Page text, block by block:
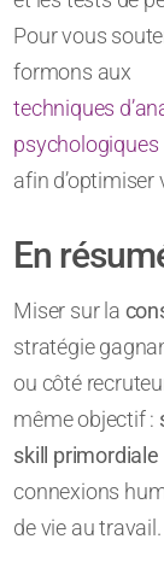
Pour vous
formons aux
techniques
psychologiques
afin
En
Miser sur la
stratégie
ou côté
même objectif :
skill primordiale
connexions
de vie au travail.